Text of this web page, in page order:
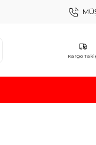
Kargo